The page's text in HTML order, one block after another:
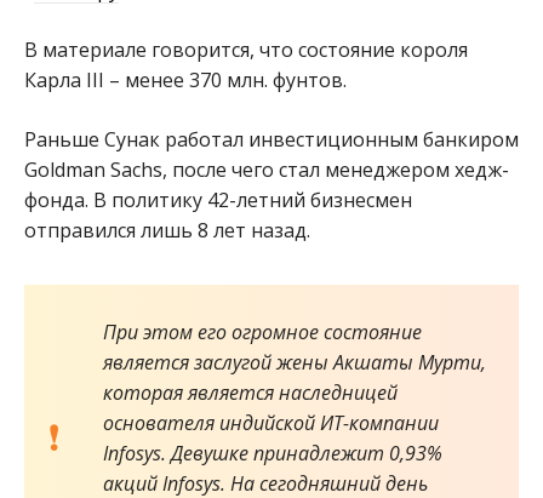
В материале говорится, что состояние короля
Карла III – менее 370 млн. фунтов.
Раньше Сунак работал инвестиционным банкиром
Goldman Sachs, после чего стал менеджером хедж-
фонда. В политику 42-летний бизнесмен
отправился лишь 8 лет назад.
При этом его огромное состояние
является заслугой жены Акшаты Мурти,
которая является наследницей
основателя индийской ИТ-компании
Infosys. Девушке принадлежит 0,93%
акций Infosys. На сегодняшний день